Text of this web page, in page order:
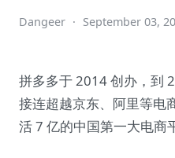
Dangeer · September 03,
拼多多于 2014 创办，到
接连超越京东、阿里等电
活 7 亿的中国第一大电商